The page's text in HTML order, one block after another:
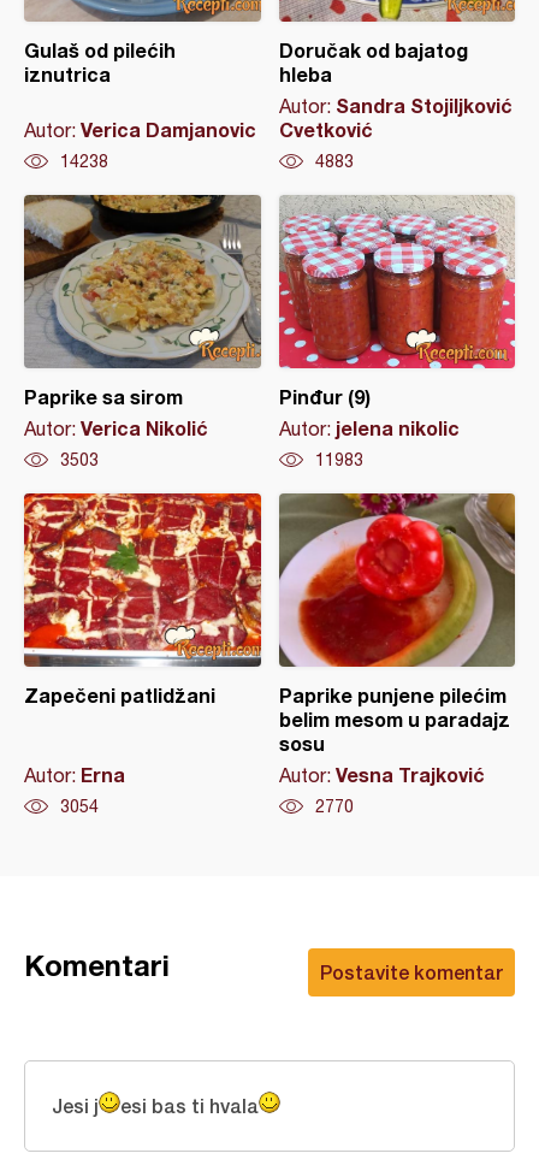
Gulaš od pilećih
iznutrica
Autor: Verica Damjanovic
14238
Doručak od bajatog
hleba
Autor: Sandra Stojiljković
Cvetković
4883
Paprike sa sirom
Autor: Verica Nikolić
3503
Pinđur (9)
Autor: jelena nikolic
11983
Zapečeni patlidžani
Autor: Erna
3054
Paprike punjene pilećim
belim mesom u paradajz
sosu
Autor: Vesna Trajković
2770
Postavite komentar
Komentari
Jesi j esi bas ti hvala